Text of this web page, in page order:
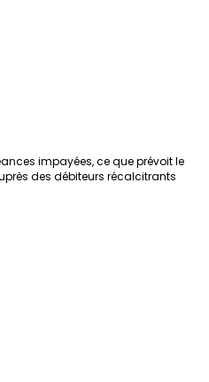
impayées, ce que prévoit le
des débiteurs récalcitrants